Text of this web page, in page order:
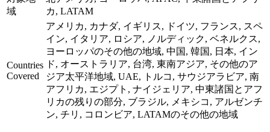
域
カ, LATAM
Countries
Covered
アメリカ, カナダ, イギリス, ドイツ, フランス, スペ
イン, イタリア, ロシア, ノルディック, ベネルクス,
ヨーロッパのその他の地域, 中国, 韓国, 日本, イン
ド, オーストラリア, 台湾, 東南アジア, その他のア
ジア太平洋地域, UAE, トルコ, サウジアラビア, 南
アフリカ, エジプト, ナイジェリア, 中東諸国とアフ
リカの残りの部分, ブラジル, メキシコ, アルゼンチ
ン, チリ, コロンビア, LATAMのその他の地域